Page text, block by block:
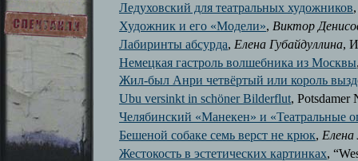
Ледуховский для театральных художников
Художник и его «Модели», Виктор
Лабиринты абсурда, Елена Губайдуллина,
Немецкая гастроль волшебника из Москвы
Жил-был Анри четвёртый или король
Ubu versinkt in schöner Bilderflut, Potsdamer
Челябинский «Манекен» и «Театральные
Бешеной собаке семь верст не крюк, Елена
Жестокость в эстетических картинках,